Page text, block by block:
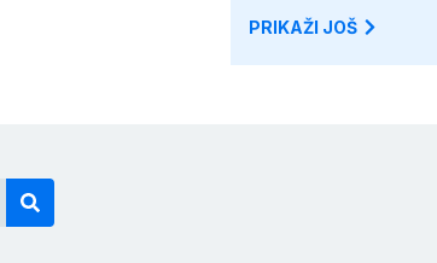
PRIKAŽI JOŠ